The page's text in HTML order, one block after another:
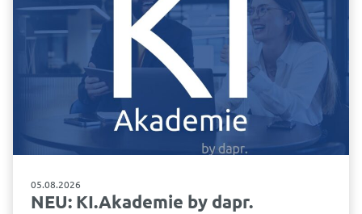
05.08.2026
NEU: KI.Akademie by dapr.